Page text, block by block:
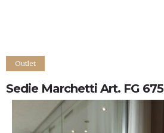
Outlet
Sedie Marchetti Art. FG 675